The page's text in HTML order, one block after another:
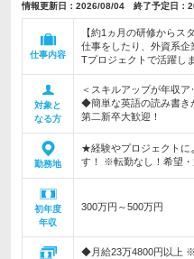
情報更新日：2026/08/04 終了予定日：
仕事内容
【約1ヵ月の研修から
仕事をしたり、外資系
Tプロジェクトで活躍しま
対象と
なる方
＜スキルアップが年収
◆簡単な英語の読み書き
第二新卒大歓迎！
勤務地
★経験やプロジェクトに
す！ ※転勤なし！希望
初年度
年収
300万円～500万円
◆月給23万4800円以上